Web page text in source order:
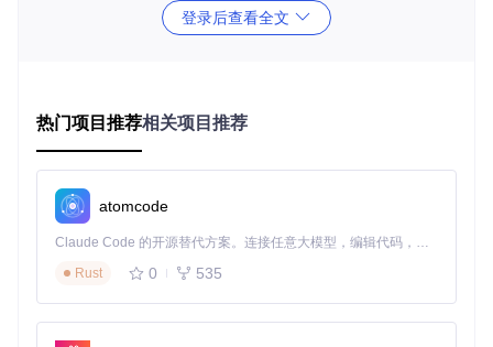
不任性"的设计哲学，让主播能够放心享受互动乐趣，观众也
能在规则框架内尽情创造互动惊喜。
拆解实时响应引擎：从指令到执行的极速旅程
迟；智能决策引擎根据游戏场景和主播状态，在数百毫秒内完
成惩罚策略匹配；最后通过多维度状态监控系统确保执行过程
平稳可靠。这种"接收-分析-执行"的三步式处理流程，构成了
登录后查看全文
热门项目推荐相关项目推荐
atomcode
Claude Code 的开源替代方案。连接任意大模型，编辑代码，运行命令，自动验证 — 全自动执行。用 Rust 构建，极致性能。 ｜ An open-source alternative to Claude Code. Connect any LLM, edit code, run commands, and verify changes — autonomously. Built in Rust for speed. Get Started
Rust
0 535